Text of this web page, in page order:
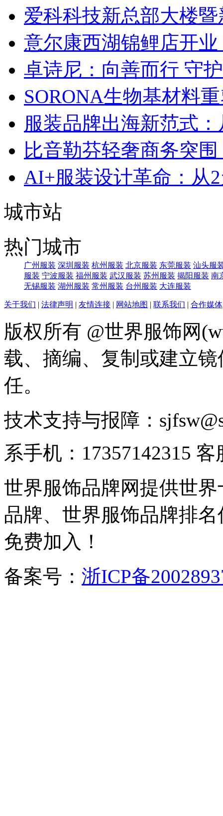
爱科科技新总部大楼
意尔康西湖锦鲤店开
卓诗尼：向善而行 守
SORONA生物基材料
服装品牌出海新范式
比音勒芬轻奢商务突
AI+服装设计革命：从
城市站
热门城市
广州服装 深圳服装 杭州服装 北京服装 东莞服装 汕头服
服装 宁波服装 福州服装 武汉服装 苏州服装 揭阳服装 南
无锡服装 湖州服装 常州服装 台州服装 大连服装
关于我们 | 法律声明 | 友情连接 | 网站地图 | 联系我们 | 合作媒体
版权所有 @世界服饰网
载、摘编、复制或建立
任。
技术支持与报障：
系手机：17357142315 客
世界服饰品牌网提供世
品牌、世界服饰品牌排
免费加入！
备案号： 浙ICP备